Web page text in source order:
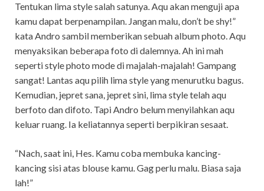
Tentukan lima style salah satunya. Aqu akan menguji apa
kamu dapat berpenampilan. Jangan malu, don’t be shy!”
kata Andro sambil memberikan sebuah album photo. Aqu
menyaksikan beberapa foto di dalemnya. Ah ini mah
seperti style photo mode di majalah-majalah! Gampang
sangat! Lantas aqu pilih lima style yang menurutku bagus.
Kemudian, jepret sana, jepret sini, lima style telah aqu
berfoto dan difoto. Tapi Andro belum menyilahkan aqu
keluar ruang. Ia keliatannya seperti berpikiran sesaat.
“Nach, saat ini, Hes. Kamu coba membuka kancing-
kancing sisi atas blouse kamu. Gag perlu malu. Biasa saja
lah!”